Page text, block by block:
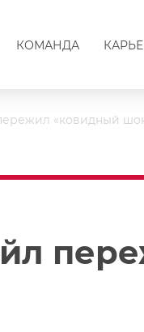
КОМАНДА
«ковидный